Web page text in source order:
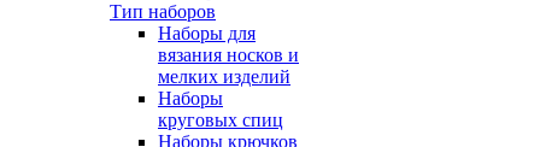
Тип наборов
Наборы для
вязания носков и
мелких изделий
Наборы
круговых спиц
Наборы крючков